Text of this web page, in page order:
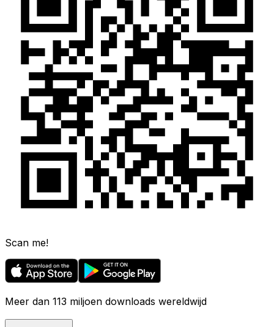
Scan me!
Meer dan 113 miljoen downloads wereldwijd